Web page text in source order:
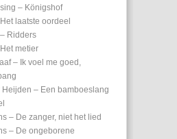
– Königshof
laatste oordeel
Ridders
metier
– Ik voel me goed,
Heijden – Een bamboeslang
– De zanger, niet het lied
– De ongeborene